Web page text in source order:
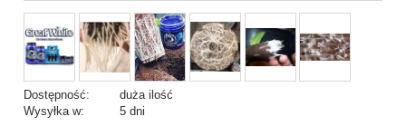
Dostępność:
duża ilość
Wysyłka w:
5 dni